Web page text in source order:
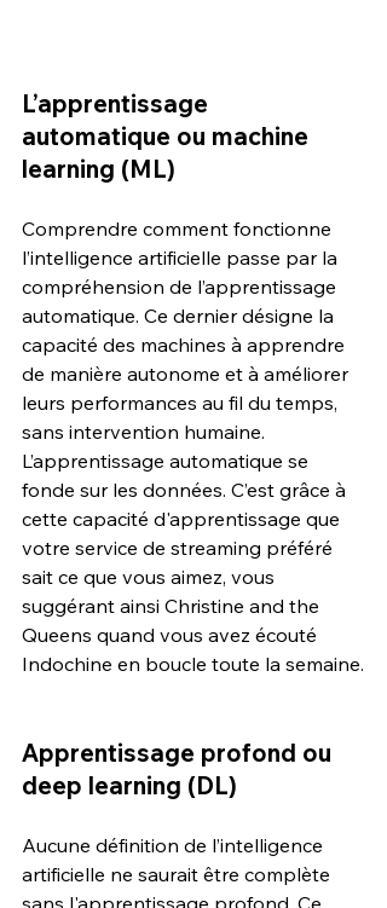
L’apprentissage
automatique ou machine
learning (ML)
Comprendre comment fonctionne
l’intelligence artificielle passe par la
compréhension de l’apprentissage
automatique. Ce dernier désigne la
capacité des machines à apprendre
de manière autonome et à améliorer
leurs performances au fil du temps,
sans intervention humaine.
L’apprentissage automatique se
fonde sur les données. C’est grâce à
cette capacité d'apprentissage que
votre service de streaming préféré
sait ce que vous aimez, vous
suggérant ainsi Christine and the
Queens quand vous avez écouté
Indochine en boucle toute la semaine.
Apprentissage profond ou
deep learning (DL)
Aucune définition de l’intelligence
artificielle ne saurait être complète